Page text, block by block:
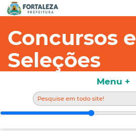
Concursos e
Seleções